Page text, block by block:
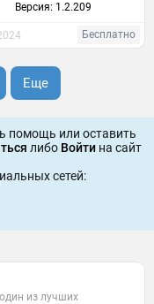
Версия: 1.2.209
Бесплатно
Еще
помощь или оставить
либо Войти на сайт
сетей:
из лучших